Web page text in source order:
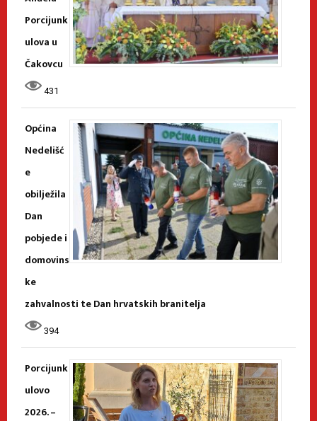
Porcijunk
ulova u
Čakovcu
431
Općina
Nedelišć
e
obilježila
Dan
pobjede i
domovins
ke
zahvalnosti te Dan hrvatskih branitelja
394
Porcijunk
ulovo
2026. –